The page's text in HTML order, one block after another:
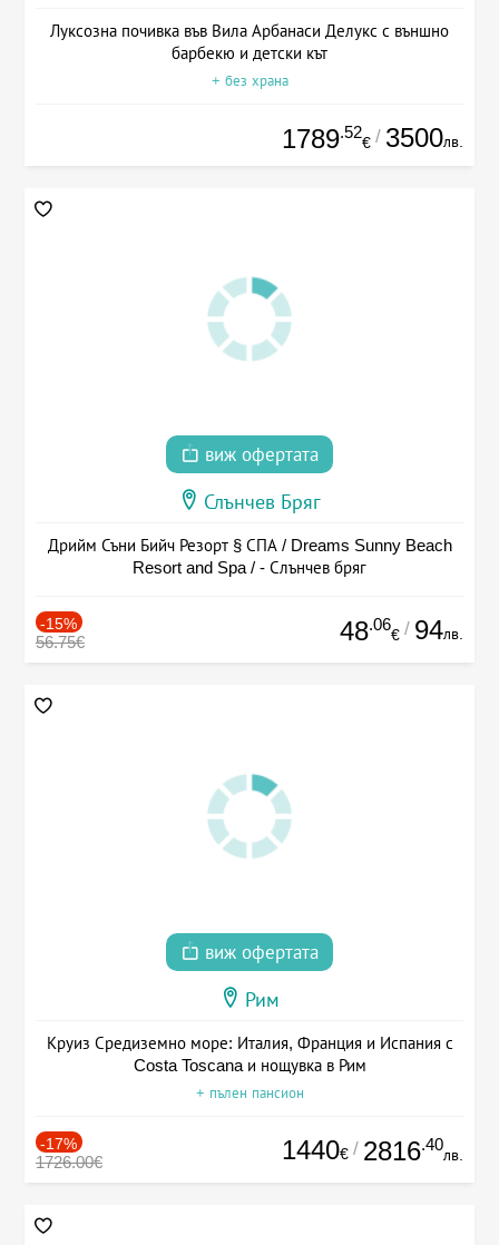
Луксозна почивка във Вила Арбанаси Делукс с външно
барбекю и детски кът
+ без храна
1789.52
€ / 3500лв.
виж офертата
Слънчев Бряг
Дрийм Съни Бийч Резорт § СПА / Dreams Sunny Beach
Resort and Spa / - Слънчев бряг
-15%
56.75€ 48.06
€ / 94лв.
виж офертата
Рим
Круиз Средиземно море: Италия, Франция и Испания с
Costa Toscana и нощувка в Рим
+ пълен пансион
-17%
1726.00€ 1440€ / 2816.40
лв.